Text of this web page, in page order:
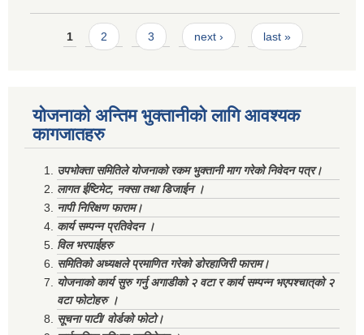
Pages
1 2 3 next › last »
योजनाको अन्तिम भुक्तानीको लागि आवश्यक
कागजातहरु
उपभोक्ता समितिले योजनाको रकम भुक्तानी माग गरेको निवेदन पत्र।
लागत ईष्टिमेट, नक्सा तथा डिजाईन ।
नापी निरिक्षण फाराम।
कार्य सम्पन्न प्रतिवेदन ।
विल भरपाईहरु
समितिको अध्यक्षले प्रमाणित गरेको डोरहाजिरी फाराम।
योजनाको कार्य सुरु गर्नु अगाडीको २ वटा र कार्य सम्पन्न भएपश्चात्‌को २
वटा फोटोहरु ।
सूचना पाटी/ वोर्डको फोटो।